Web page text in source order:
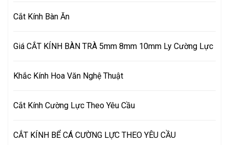
Cắt Kính Bàn Ăn
Giá CẮT KÍNH BÀN TRÀ 5mm 8mm 10mm Ly Cường Lực
Khắc Kính Hoa Văn Nghệ Thuật
Cắt Kính Cường Lực Theo Yêu Cầu
CẮT KÍNH BỂ CÁ CƯỜNG LỰC THEO YÊU CẦU